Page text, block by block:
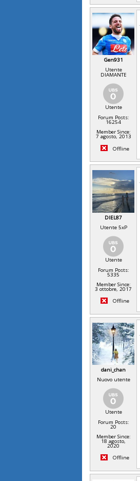
Gen931
Utente
DIAMANTE
Utente
Forum Posts:
16254
Member Since:
7 agosto, 2013
Offline
DIEL87
Utente 5xP
Utente
Forum Posts:
5335
Member Since:
3 ottobre, 2017
Offline
dani_chan
Nuovo utente
Utente
Forum Posts:
20
Member Since:
18 agosto,
2020
Offline